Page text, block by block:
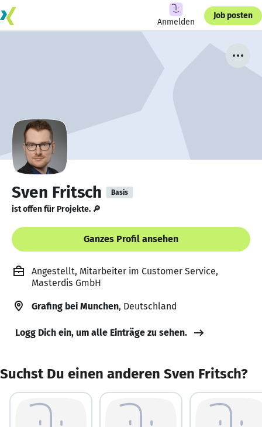
Anmelden
Job posten
Sven Fritsch Basis
ist offen für Projekte. 🔎
Ganzes Profil ansehen
Angestellt, Mitarbeiter im Customer Service,
Masterdis GmbH
Grafing bei Munchen, Deutschland
Logg Dich ein, um alle Einträge zu sehen.
Suchst Du einen anderen Sven Fritsch?